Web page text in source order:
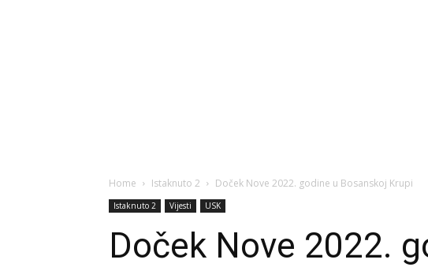
Home Istaknuto 2 Doček Nove 2022. godine u Bosanskoj Krupi
Istaknuto 2 Vijesti USK
Doček Nove 2022.